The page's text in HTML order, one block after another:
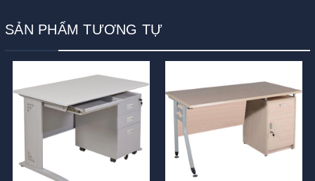
SẢN PHẨM TƯƠNG TỰ